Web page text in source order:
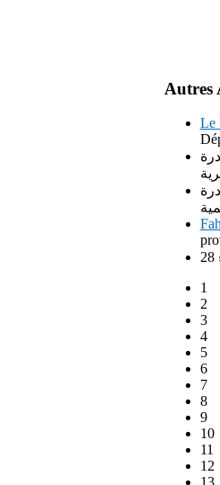
Autres
Le
1
2
3
4
5
6
7
8
9
10
11
12